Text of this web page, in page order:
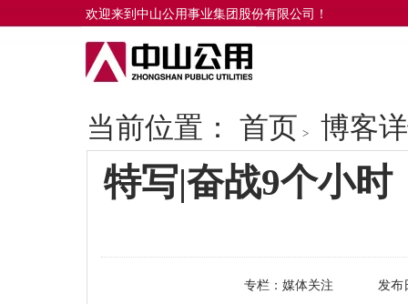
欢迎来到中山公用事业集团股份有限公司！
当前位置： 首页 > 博客
特写|奋战9个小
专栏： 媒体关注 发布